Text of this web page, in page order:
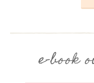
e-book